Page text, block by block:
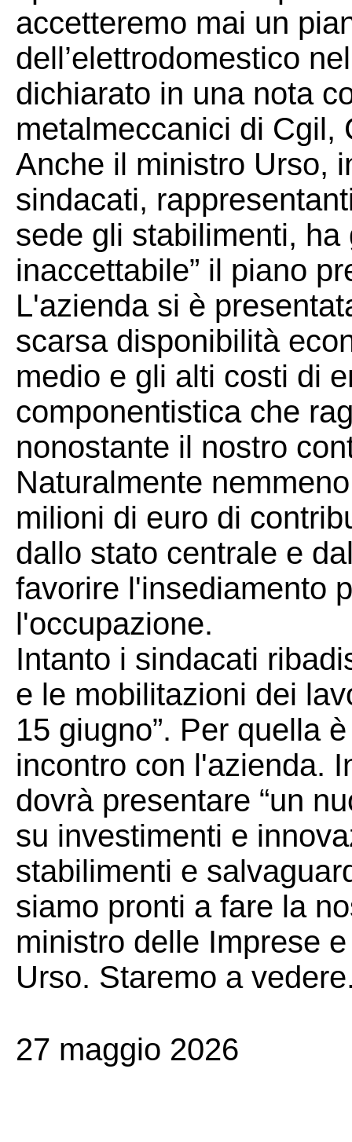
accetteremo mai un
dell’elettrodomestico
dichiarato in una nota
metalmeccanici di Cgil,
Anche il ministro Urso,
sindacati,
sede gli stabilimenti, ha
inaccettabile” il piano
L'azienda si è
scarsa disponibilità
medio e gli alti costi di
componentistica che
nonostante il nostro
Naturalmente
milioni di euro di
dallo stato centrale e
favorire l'insediamento
l'occupazione.
Intanto i sindacati
e le mobilitazioni dei
15 giugno”. Per quella
incontro con l'azienda.
dovrà presentare “un
su investimenti e
stabilimenti e
siamo pronti a fare la
ministro delle Imprese
Urso. Staremo a
27 maggio 2026